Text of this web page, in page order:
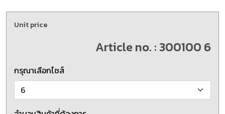
Unit price
Article no. : 300100 6
กรุณาเลือกไซส์